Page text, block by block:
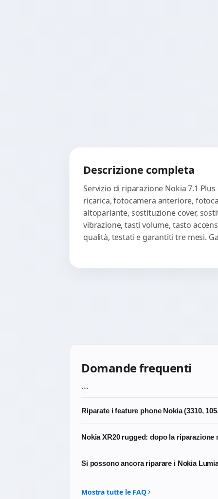
Descrizione completa
Servizio di riparazione Nokia 7.1
ricarica, fotocamera anteriore,
altoparlante, sostituzione cover,
vibrazione, tasti volume, tasto
qualità, testati e garantiti tre mesi.
Domande frequenti
```
Riparate i feature phone Nokia (3310,
nuovo. Scrivici comunque il modello
Nokia XR20 rugged: dopo la riparazione
fabbrica. Dopo l'apertura della scocca le
Si possono ancora riparare i Nokia
Mostra tutte le FAQ